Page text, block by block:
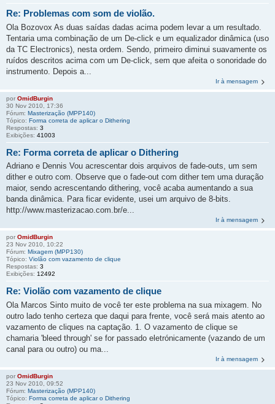
Re: Problemas com som de violão.
Ola Bozovox As duas saídas dadas acima podem levar a um resultado.
Tentaria uma combinação de um De-click e um equalizador dinâmica (uso
da TC Electronics), nesta ordem. Sendo, primeiro diminui suavamente os
ruídos descritos acima com um De-click, sem que afeita o sonoridade do
instrumento. Depois a...
Ir à mensagem
por OmidBurgin
30 Nov 2010, 17:36
Fórum: Masterização (MPP140)
Tópico: Forma correta de aplicar o Dithering
Respostas: 3
Exibições: 41003
Re: Forma correta de aplicar o Dithering
Adriano e Dennis Vou acrescentar dois arquivos de fade-outs, um sem
dither e outro com. Observe que o fade-out com dither tem uma duração
maior, sendo acrescentando dithering, você acaba aumentando a sua
banda dinâmica. Para ficar evidente, usei um arquivo de 8-bits.
http://www.masterizacao.com.br/e...
Ir à mensagem
por OmidBurgin
23 Nov 2010, 10:22
Fórum: Mixagem (MPP130)
Tópico: Violão com vazamento de clique
Respostas: 3
Exibições: 12492
Re: Violão com vazamento de clique
Ola Marcos Sinto muito de você ter este problema na sua mixagem. No
outro lado tenho certeza que daqui para frente, você será mais atento ao
vazamento de cliques na captação. 1. O vazamento de clique se
chamaria 'bleed through' se for passado eletrónicamente (vazando de um
canal para ou outro) ou ma...
Ir à mensagem
por OmidBurgin
23 Nov 2010, 09:52
Fórum: Masterização (MPP140)
Tópico: Forma correta de aplicar o Dithering